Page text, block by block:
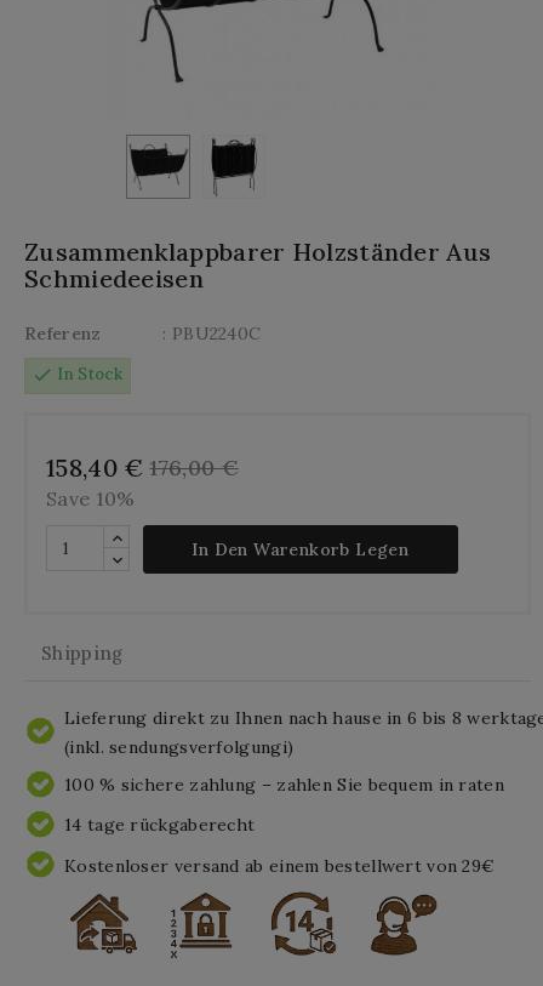
Zusammenklappbarer Holzständer Aus
Schmiedeeisen
Referenz
: PBU2240C
check In Stock
158,40 € 176,00 €
Save 10%
In Den Warenkorb Legen
Shipping
Lieferung direkt zu Ihnen nach hause in 6 bis 8
(inkl. sendungsverfolgungi)
100 % sichere zahlung – zahlen Sie bequem in raten
14 tage rückgaberecht
Kostenloser versand ab einem bestellwert von 29€